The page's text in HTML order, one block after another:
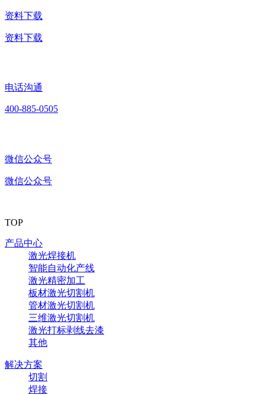
资料下载
资料下载
电话沟通
400-885-0505
微信公众号
微信公众号
TOP
产品中心
激光焊接机
智能自动化产线
激光精密加工
板材激光切割机
管材激光切割机
三维激光切割机
激光打标剥线去漆
其他
解决方案
切割
焊接